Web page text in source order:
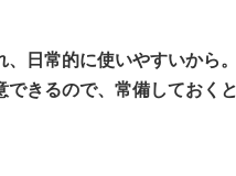
日常的に使いやすいから
きるので、常備しておくと